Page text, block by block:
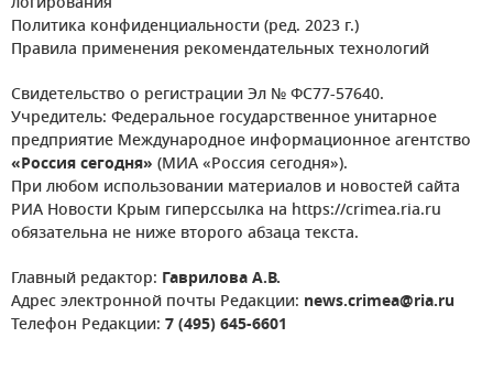
Политика конфиденциальности (ред. 2023 г.)
Правила применения рекомендательных технологий
Свидетельство о регистрации Эл № ФС77-57640.
Учредитель: Федеральное государственное унитарное
предприятие Международное информационное агентство
«Россия сегодня» (МИА «Россия сегодня»).
При любом использовании материалов и новостей сайта
РИА Новости Крым гиперссылка на https://crimea.ria.ru
обязательна не ниже второго абзаца текста.
Главный редактор: Гаврилова А.В.
Адрес электронной почты Редакции: news.crimea@ria.ru
Телефон Редакции: 7 (495) 645-6601